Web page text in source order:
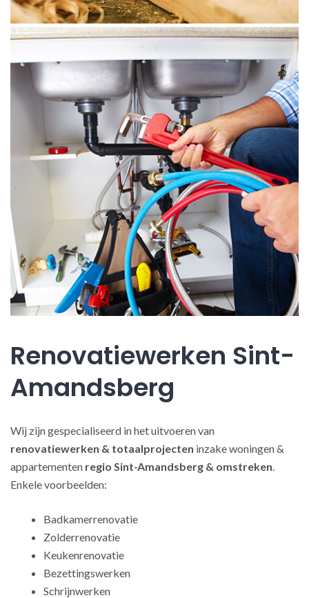
Renovatiewerken Sint-
Amandsberg
Wij zijn gespecialiseerd in het uitvoeren van
renovatiewerken & totaalprojecten inzake woningen &
appartementen regio Sint-Amandsberg & omstreken.
Enkele voorbeelden:
Badkamerrenovatie
Zolderrenovatie
Keukenrenovatie
Bezettingswerken
Schrijnwerken